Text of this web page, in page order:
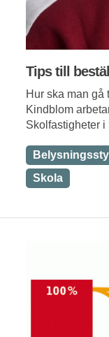
Tips till
Hur ska man
Kindblom
Skolfastigheter i
Skola